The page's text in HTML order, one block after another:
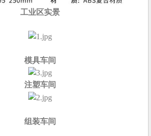
工业区实景
模具车间
注塑车间
组装车间